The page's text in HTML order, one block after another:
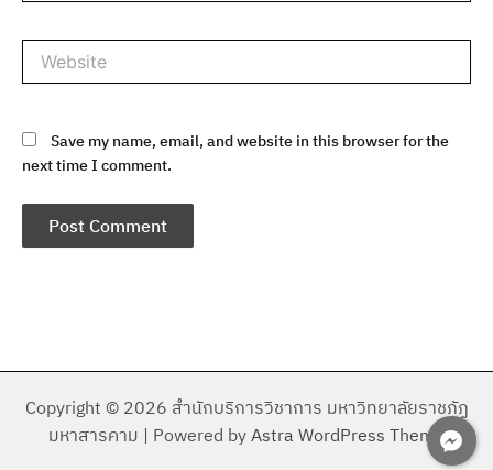
Save my name, email, and website in this browser for the
next time I comment.
Copyright © 2026 สำนักบริการวิชาการ มหาวิทยาลัยราชภัฏ
มหาสารคาม | Powered by Astra WordPress Theme